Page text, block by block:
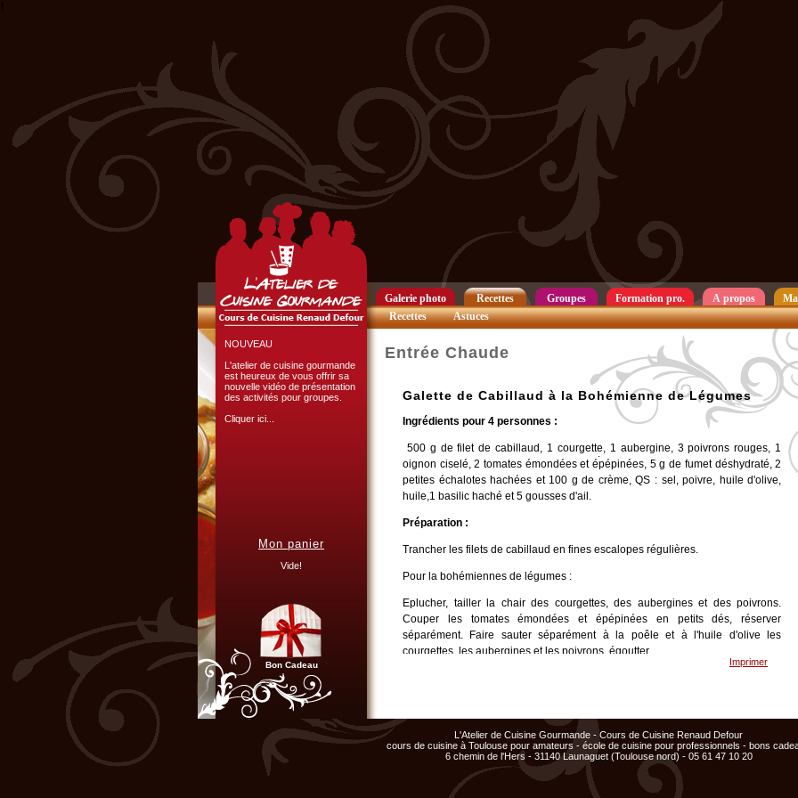
!
Galerie photo Recettes Groupes Formation pro. A propos
Recettes
Astuces
Club Privilège
Inscrivez-vous à notre
Club Privilège
pour recevoir par mail
toutes les nouveautés
du site.
Cliquer ici...
NOUVEAU
L'atelier de cuisine gourmande
est heureux de vous offrir sa
nouvelle vidéo de présentation
des activités pour groupes.
Cliquer ici...
PARTICIPATIF :
Vous organisez un repas de
famille, entre amis, un mariage,
Cliquer ici...
Chef d'entreprise, responsable
de groupe...
Organisez un repas de fin
d'année original, atelier cuisine
pour votre équipe !
Mon panier
Vide!
Bon Cadeau
Entrée Chaude
Galette de Cabillaud à la Bohémienne de Légumes
Ingrédients pour 4 personnes :
500 g de filet de cabillaud, 1 courgette, 1 aubergine, 3 poivrons rouges, 1
oignon ciselé, 2 tomates émondées et épépinées, 5 g de fumet déshydraté, 2
petites échalotes hachées et 100 g de crème, QS : sel, poivre, huile d'olive,
huile,1 basilic haché et 5 gousses d'ail.
Préparation :
Trancher les filets de cabillaud en fines escalopes régulières.
Pour la bohémiennes de légumes :
Eplucher, tailler la chair des courgettes, des aubergines et des poivrons.
Couper les tomates émondées et épépinées en petits dés, réserver
séparément. Faire sauter séparément à la poêle et à l'huile d'olive les
courgettes, les aubergines et les poivrons, égoutter.
Pour le coulis :
Badigeonner d'huile les poivrons, les griller et les cuire au four. Eplucher,
mixer les chairs, passer au tamis.
Imprimer
L'Atelier de Cuisine Gourmande - Cours de Cuisine Renaud Defour
cours de cuisine à Toulouse pour amateurs - école de cuisine pour professionnels - bons
6 chemin de l'Hers - 31140 Launaguet (Toulouse nord) - 05 61 47 10 20
< > xx
Cours
x
Cours